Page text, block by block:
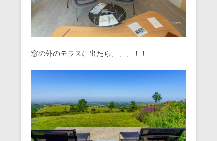
窓の外のテラスに出たら、、、！！